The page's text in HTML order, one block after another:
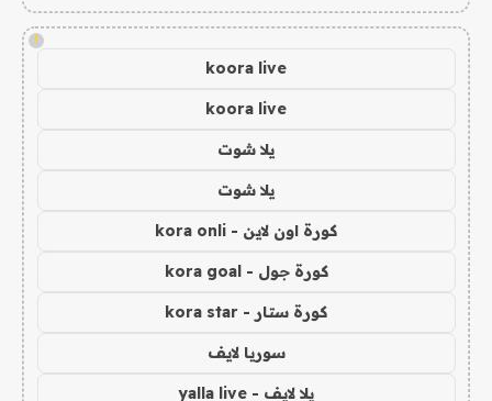
!
koora live
koora live
يلا شوت
يلا شوت
كورة اون لاين - kora onli
كورة جول - kora goal
كورة ستار - kora star
سوريا لايف
يلا لايف - yalla live